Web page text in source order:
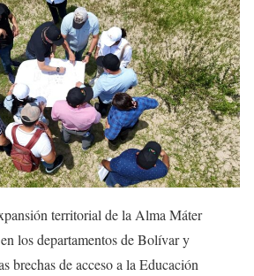
territorial de la Alma Máter
los departamentos de Bolívar y
brechas de acceso a la Educación